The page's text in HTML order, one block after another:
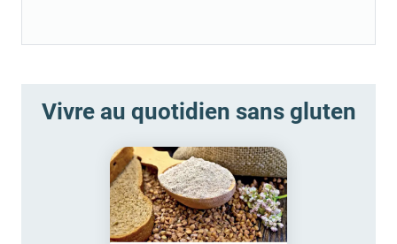
Vivre au quotidien sans gluten